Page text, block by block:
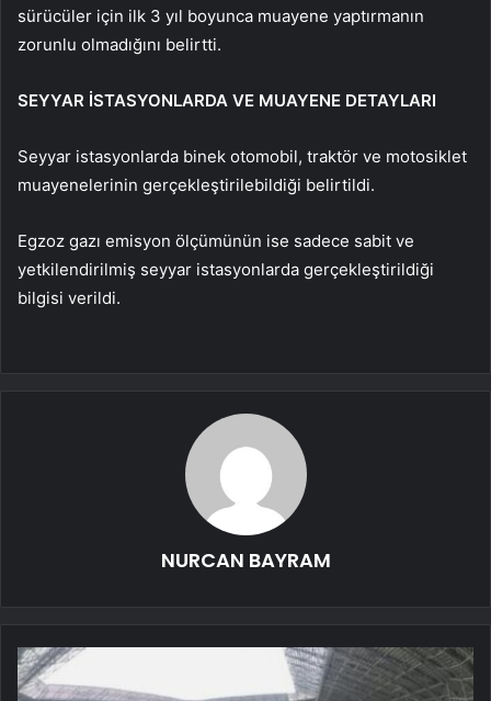
sürücüler için ilk 3 yıl boyunca muayene yaptırmanın
zorunlu olmadığını belirtti.
SEYYAR İSTASYONLARDA VE MUAYENE DETAYLARI
Seyyar istasyonlarda binek otomobil, traktör ve motosiklet
muayenelerinin gerçekleştirilebildiği belirtildi.
Egzoz gazı emisyon ölçümünün ise sadece sabit ve
yetkilendirilmiş seyyar istasyonlarda gerçekleştirildiği
bilgisi verildi.
NURCAN BAYRAM